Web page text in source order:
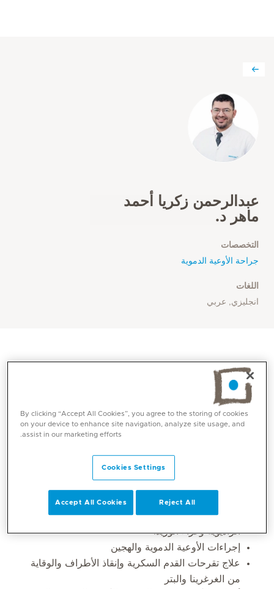
عبدالرحمن زكريا أحمد
ماهر د.
التخصصات
جراحة الأوعية الدموية
اللغات
انجليزي, عربي
المهارات الأساسية
علاج الدوالي طفيفة التوغل باستخدام الليزر والترددات
الراديوية وغراء الوريد.
إجراءات الأوعية الدموية والهجين
علاج تقرحات القدم السكرية وإنقاذ الأطراف والوقاية
من الغرغرينا والبتر
By clicking “Accept All Cookies”, you agree to the storing of cookies
on your device to enhance site navigation, analyze site usage, and
assist in our marketing efforts.
Cookies Settings
Reject All
Accept All Cookies